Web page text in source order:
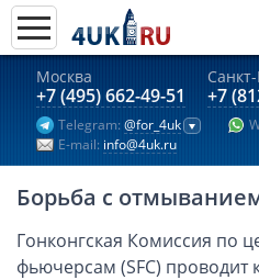
Москва
+7 (495) 662-49-51 +7
Telegram: @for_4uk
E-mail: info@4uk.ru
Актуальные предложения
Компании в Гонконге
Английские компании LTD
Киргизия (компания и счёт)
Компании в Китае
Kомпания в Канаде с лицензией
Борьба с
Гонконгская Комиссия по
фьючерсам (SFC) проводит